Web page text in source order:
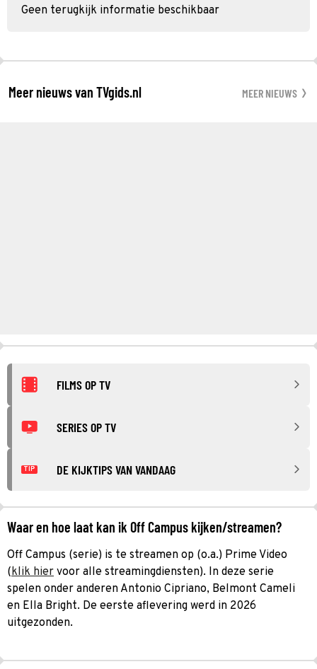
Geen terugkijk informatie beschikbaar
Meer nieuws van TVgids.nl MEER NIEUWS
FILMS OP TV
SERIES OP TV
TIP DE KIJKTIPS VAN VANDAAG
Waar en hoe laat kan ik Off Campus kijken/streamen?
Off Campus (serie) is te streamen op (o.a.) Prime Video
(klik hier voor alle streamingdiensten). In deze serie
spelen onder anderen Antonio Cipriano, Belmont Cameli
en Ella Bright. De eerste aflevering werd in 2026
uitgezonden.